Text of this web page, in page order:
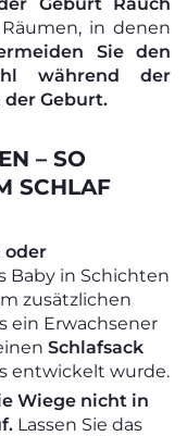
in denen
Sie den
während der
der Geburt.
– SO
SCHLAF
oder
Baby in Schichten
zusätzlichen
ein Erwachsener
Schlafsack
entwickelt wurde.
Wiege nicht in
Lassen Sie das